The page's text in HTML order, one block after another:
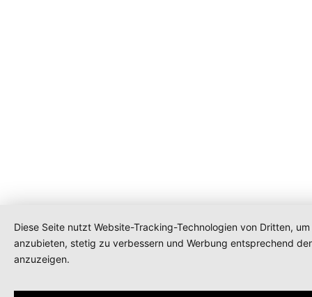
Diese Seite nutzt Website-Tracking-Technologien von Dritten,
anzubieten, stetig zu verbessern und Werbung entsprechend
anzuzeigen.